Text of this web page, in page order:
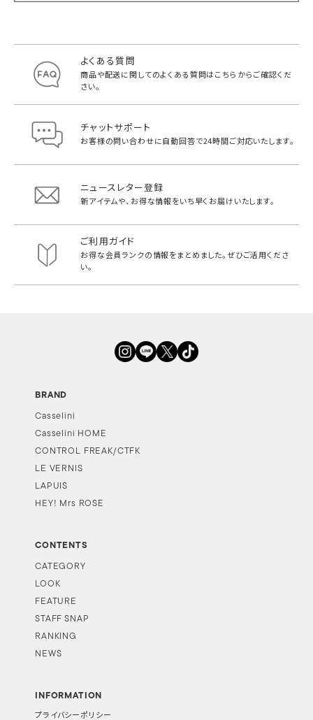
よくある質問
商品や配送に関してのよくある質問はこちらからご確認くだ
さい。
チャットサポート
お客様の問い合わせに自動回答で24時間ご対応いたします。
ニュースレター登録
新アイテムや、お得な情報をいち早く お届けいたします。
ご利用ガイド
お得な会員ランクの情報をまとめました。ぜひご活用くださ
い。
BRAND
Casselini
Casselini HOME
CONTROL FREAK/CTFK
LE VERNIS
LAPUIS
HEY! Mrs ROSE
CONTENTS
CATEGORY
LOOK
FEATURE
STAFF SNAP
RANKING
NEWS
INFORMATION
プライバシーポリシー